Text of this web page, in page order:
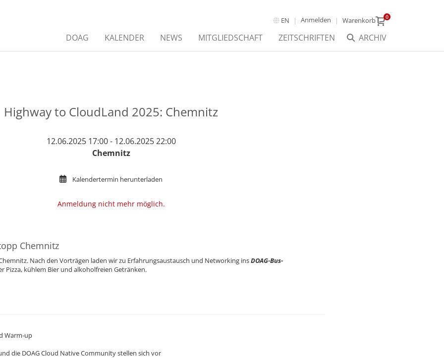
EN Anmelden Warenkorb 0
ARCHIV
DOAG KALENDER NEWS MITGLIEDSCHAFT ZEITSCHRIFTEN
Highway to CloudLand 2025: Chemnitz
12.06.2025 17:00 - 12.06.2025 22:00
Chemnitz
Kalendertermin herunterladen
Anmeldung nicht mehr möglich.
Chemnitz
Nach den Vorträgen laden wir zu Erfahrungsaustausch und Networking insDOAG-Bus-
Pizza, kühlem Bier und alkoholfreien Getränken.
Warm-up
die DOAG Cloud Native Community stellen sich vor